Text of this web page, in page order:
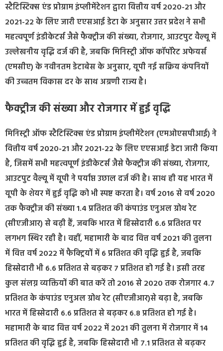
स्टैटिस्टिक्स एंड प्रोग्राम इंप्लीमेंटेशन द्वारा वित्तीय वर्ष 2020-21 और
2021-22 के लिए जारी एएसआई डेटा के अनुसार उत्तर प्रदेश ने सभी
महत्वपूर्ण इंडीकेटर्स जैसे फैक्ट्रीज की संख्या, रोजगार, आउटपुट वैल्यू में
उल्लेखनीय वृद्धि दर्ज की है, जबकि मिनिस्ट्री ऑफ कॉर्पोरेट अफेयर्स
(एमसीए) के नवीनतम डेटाबेस के अनुसार, यूपी नई सक्रिय कंपनियों
की उच्चतम विकास दर के साथ अग्रणी राज्य है।
फैक्ट्रीज की संख्या और रोजगार में हुई वृद्धि
मिनिस्ट्री ऑफ स्टैटिस्टिक्स एंड प्रोग्राम इंप्लीमेंटेशन (एमओएसपीआई) ने
वित्तीय वर्ष 2020-21 और 2021-22 के लिए एएसआई डेटा जारी किया
है, जिसमें सभी महत्वपूर्ण इंडीकेटर्स जैसे फैक्ट्रीज की संख्या, रोजगार,
आउटपुट वैल्यू में यूपी ने पर्याप्त उछाल दर्ज की है। साथ ही यह भारत में
यूपी के शेयर में हुई वृद्धि को भी स्पष्ट करता है। वर्ष 2016 से वर्ष 2020
तक फैक्ट्रीज की संख्या 1.4 प्रतिशत की कंपाउंड एनुअल ग्रोथ रेट
(सीएजीआर) से बढ़ी हैं, जबकि भारत में हिस्सेदारी 6.6 प्रतिशत पर
लगभग स्थिर रही है। वहीं, महामारी के बाद वित्त वर्ष 2021 की तुलना
में वित्त वर्ष 2022 में फैक्ट्रियों में 6 प्रतिशत की वृद्धि हुई है, जबकि
हिस्सेदारी भी 6.6 प्रतिशत से बढ़कर 7 प्रतिशत हो गई है। इसी तरह
कुल संलग्न व्यक्तियों की बात करें तो 2016 से 2020 तक रोजगार 4.7
प्रतिशत के कंपाउंड एनुअल ग्रोथ रेट (सीएजीआर)से बढ़ा है, जबकि
भारत में हिस्सेदारी 6.6 प्रतिशत से बढ़कर 6.8 प्रतिशत हो गई है।
महामारी के बाद वित्त वर्ष 2022 में 2021 की तुलना में रोजगार में 14
प्रतिशत की वृद्धि हुई है, जबकि हिस्सेदारी भी 7.1 प्रतिशत से बढ़कर